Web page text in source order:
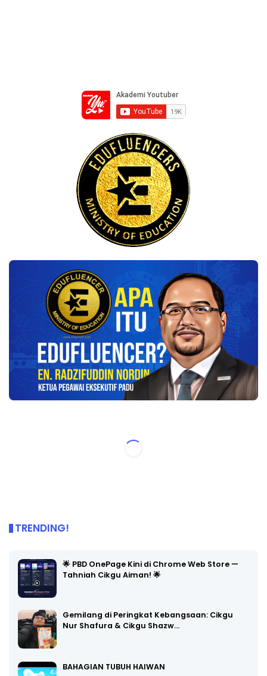
TRENDING!
🌟 PBD OnePage Kini di Chrome Web Store —
Tahniah Cikgu Aiman! 🌟
Gemilang di Peringkat Kebangsaan: Cikgu
Nur Shafura & Cikgu Shazw…
BAHAGIAN TUBUH HAIWAN